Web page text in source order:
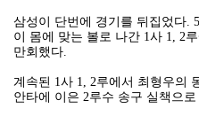
삼성이 단번에 경기를 뒤집었다.
이 몸에 맞는 볼로 나간 1사 1, 2
만회했다.
계속된 1사 1, 2루에서 최형우의
안타에 이은 2루수 송구 실책으